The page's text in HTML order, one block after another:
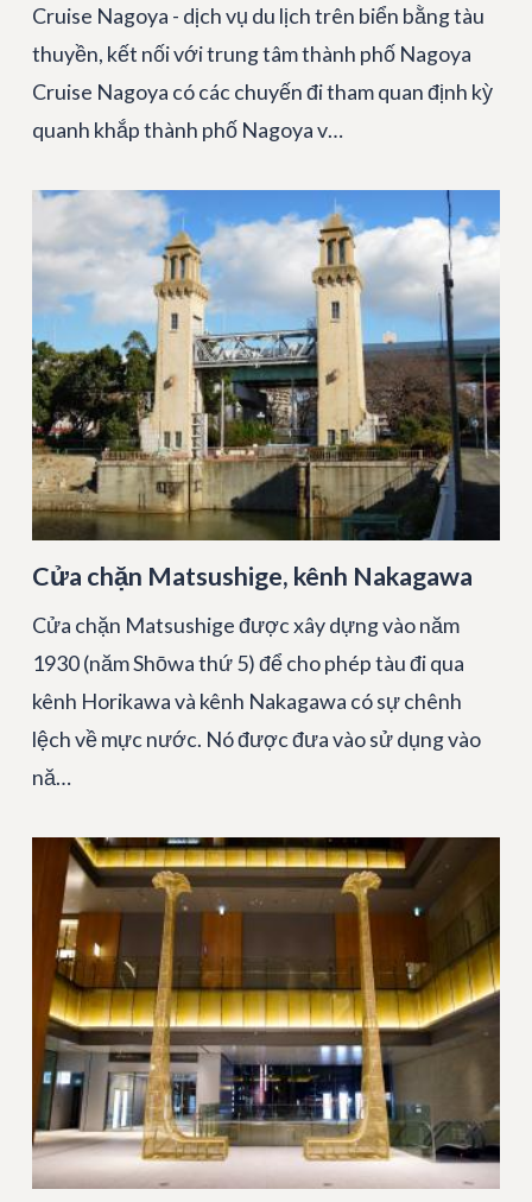
Cruise Nagoya - dịch vụ du lịch trên biển bằng tàu
thuyền, kết nối với trung tâm thành phố Nagoya
Cruise Nagoya có các chuyến đi tham quan định kỳ
quanh khắp thành phố Nagoya v…
Cửa chặn Matsushige, kênh Nakagawa
Cửa chặn Matsushige được xây dựng vào năm
1930 (năm Shōwa thứ 5) để cho phép tàu đi qua
kênh Horikawa và kênh Nakagawa có sự chênh
lệch về mực nước. Nó được đưa vào sử dụng vào
nă…